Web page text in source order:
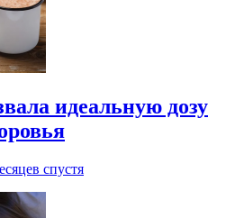
идеальную дозу
спустя